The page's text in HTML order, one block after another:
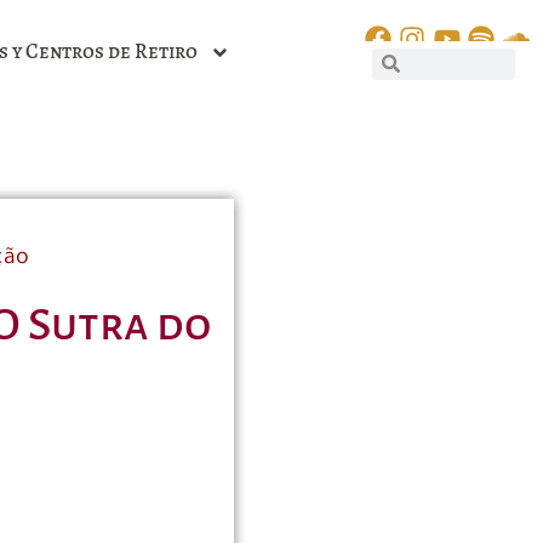
y Centros de Retiro
Sutra do